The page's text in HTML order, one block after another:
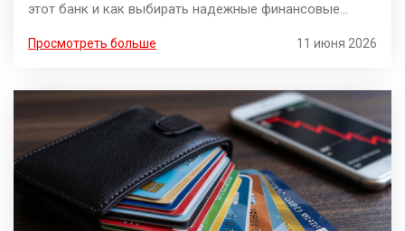
этот банк и как выбирать надежные финансовые
Просмотреть больше 11 июня 2026